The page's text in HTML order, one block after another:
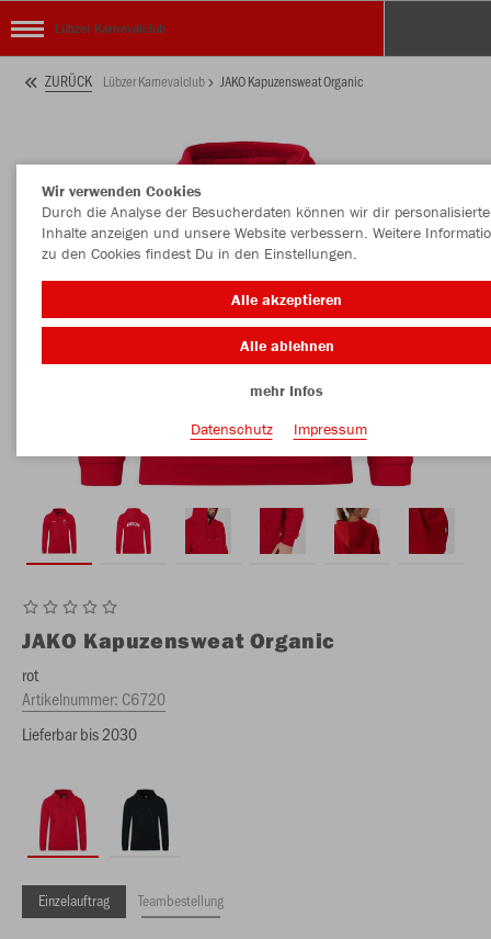
Lübzer Karnevalclub
ZURÜCK Lübzer Karnevalclub JAKO Kapuzensweat Organic
JAKO Kapuzensweat Organic
rot
Artikelnummer: C6720
Lieferbar bis 2030
Einzelauftrag Teambestellung
Wir verwenden Cookies
Durch die Analyse der Besucherdaten können wir dir personalisierte
Inhalte anzeigen und unsere Website verbessern. Weitere
zu den Cookies findest Du in den Einstellungen.
Alle akzeptieren
Alle ablehnen
mehr Infos
Datenschutz
Impressum